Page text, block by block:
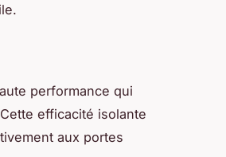
performance qui
efficacité isolante
aux portes